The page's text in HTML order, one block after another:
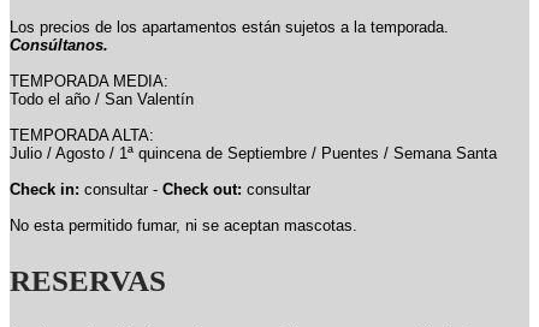
Los precios de los apartamentos están sujetos a la temporada.
Consúltanos.
TEMPORADA MEDIA:
Todo el año / San Valentín
TEMPORADA ALTA:
Julio / Agosto / 1ª quincena de Septiembre / Puentes / Semana Santa
Check in: consultar - Check out: consultar
No esta permitido fumar, ni se aceptan mascotas.
RESERVAS